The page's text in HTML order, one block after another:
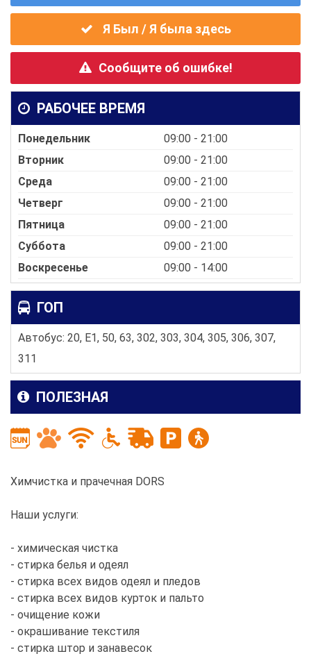
Я Был / Я была здесь
Сообщите об ошибке!
РАБОЧЕЕ ВРЕМЯ
Понедельник
09:00 - 21:00
Вторник
09:00 - 21:00
Среда
09:00 - 21:00
Четверг
09:00 - 21:00
Пятница
09:00 - 21:00
Суббота
09:00 - 21:00
Воскресенье
09:00 - 14:00
ГОП
Автобус: 20, E1, 50, 63, 302, 303, 304, 305, 306, 307,
311
ПОЛЕЗНАЯ
Химчистка и прачечная DORS
Наши услуги:
- химическая чистка
- стирка белья и одеял
- стирка всех видов одеял и пледов
- стирка всех видов курток и пальто
- очищение кожи
- окрашивание текстиля
- стирка штор и занавесок